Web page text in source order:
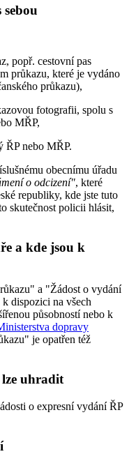
popř. cestovní pas
průkazu, které je vydáno
průkazu),
fotografii, spolu s
MŘP,
ŘP nebo MŘP.
obecnímu úřadu
o odcizení", které
republiky, kde jste tuto
skutečnost policii hlásit,
a kde jsou k
a "Žádost o vydání
dispozici na všech
působností nebo k
dopravy
je opatřen též
uhradit
o expresní vydání ŘP